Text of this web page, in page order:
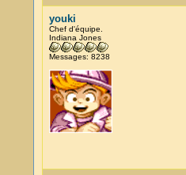
youki
Chef d'équipe.
Indiana Jones
Messages: 8238